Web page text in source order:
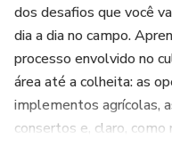
dos desafios que você
dia a dia no campo.
processo envolvido no
área até a colheita: as
implementos agrícolas,
consertos e, claro, como